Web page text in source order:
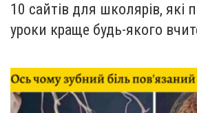
10 сайтів для школярів, які
уроки краще будь-якого